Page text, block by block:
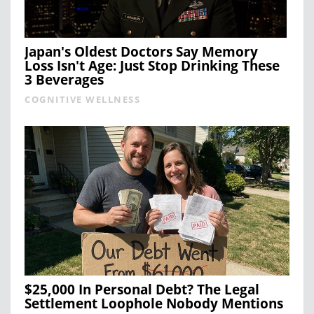
Japan's Oldest Doctors Say Memory
Loss Isn't Age: Just Stop Drinking These
3 Beverages
COGNITIVE WELLNESS
$25,000 In Personal Debt? The Legal
Settlement Loophole Nobody Mentions